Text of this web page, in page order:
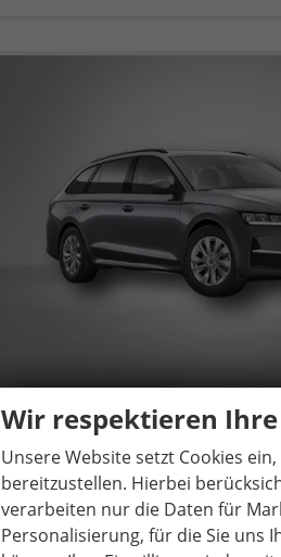
Skoda Octavia Combi
Selection 1.5 TSI mHEV 7-Gang-
unverbindliche Lieferzeit:14 Tage
Fahrzeugnr. 73312 Getriebe
Kraftstoff Benzin Außenfarbe
Wir respektieren
Unsere Website setzt Cookies
bereitzustellen. Hierbei
verarbeiten nur die Daten für
Personalisierung, für die Sie uns